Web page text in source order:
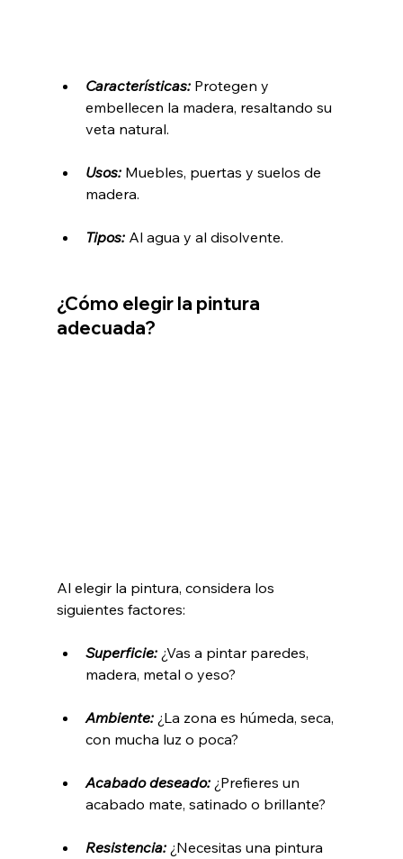
Características: Protegen y
embellecen la madera, resaltando su
veta natural.
Usos: Muebles, puertas y suelos de
madera.
Tipos: Al agua y al disolvente.
¿Cómo elegir la pintura
adecuada?
Al elegir la pintura, considera los
siguientes factores:
Superficie: ¿Vas a pintar paredes,
madera, metal o yeso?
Ambiente: ¿La zona es húmeda, seca,
con mucha luz o poca?
Acabado deseado: ¿Prefieres un
acabado mate, satinado o brillante?
Resistencia: ¿Necesitas una pintura